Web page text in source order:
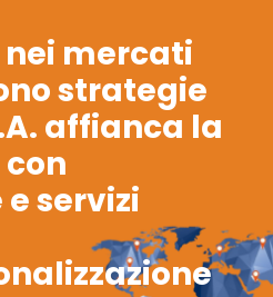
nei mercati
strategie
affianca la
servizi